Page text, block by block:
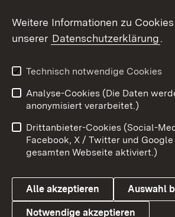
Social Wall
X / Twitter
Youtube
Benutzungshinweise
Datenschutz
Cookies
Weitere Informationen zu
unserer Datenschutzerklärung.
Technisch notwendige Cookies
Analyse-Cookies (Die Daten
anonymisiert verarbeitet.)
Drittanbieter-Cookies (Social-
Facebook, X / Twitter und
gesamten Webseite aktiviert.)
Alle akzeptieren Auswahl
Notwendige akzeptieren